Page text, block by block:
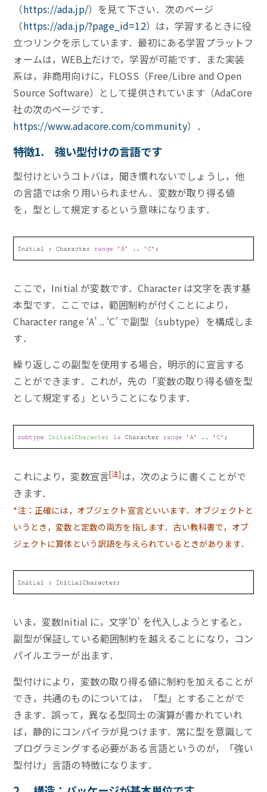
（https://ada.jp/）を見て下さい．次のページ
（https://ada.jp/?page_id=12）は，学習するときに役
立つリンクを示しています．最初にある学習プラットフ
ォームは，WEB上だけで，学習が可能です．また実装
系は，非商用向けに，FLOSS（Free/Libre and Open
Source Software）として提供されています（AdaCore
社の次のページです．
https://www.adacore.com/community）．
特徴1. 強い型付けの言語です
型付けというコトバは，聞き慣れないでしょうし，他
の言語では余り用いられません．変数が取り得る値
を，型として規定するという意味になります．
ここで，Initial が変数です．Character は文字を表す基
本型です．ここでは，範囲制約が付くことにより，
Character range ‘A’ .. ‘C’ で副型（subtype）を構成しま
す．
繰り返しこの副型を使用する場合，明示的に宣言する
ことができます．これが，先の「変数の取り得る値を型
として規定する」ということになります．
これにより，変数宣言[注]は，次のように書くことがで
きます．
*注：正確には，オブジェクト宣言といいます．オブジェクトと
いうとき，変数と定数の両方を指します．古い教科書で，オブ
ジェクトに算体という訳語を与えられているときがあります．
いま，変数Initial に，文字’D’ を代入しようとすると，
副型が保証している範囲制約を越えることになり，コン
パイルエラーが出ます．
型付けにより，変数の取り得る値に制約を加えることが
でき，共通のものについては，「型」とすることがで
きます．誤って，異なる型同士の演算が書かれていれ
ば，静的にコンパイラが見つけます．常に型を意識して
プログラミングする必要がある言語というのが，「強い
型付け」言語の特徴になります．